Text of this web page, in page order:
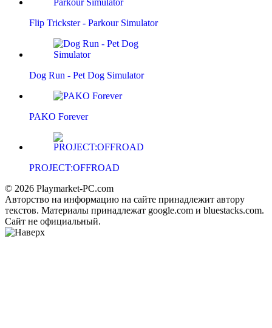
Flip Trickster - Parkour Simulator
Dog Run - Pet Dog Simulator
PAKO Forever
PROJECT:OFFROAD
© 2026 Playmarket-PC.com
Авторство на информацию на сайте принадлежит автору
текстов. Материалы принадлежат google.com и bluestacks.com.
Сайт не официальный.